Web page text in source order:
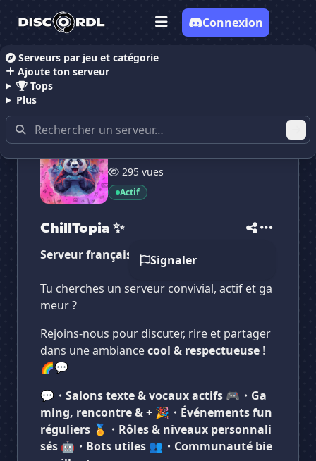
Serveurs par jeu et catégorie
Ajoute ton serveur
Tops
Plus
Connexion
Accueil Serveurs Discord Gaming
295 vues
Actif
ChillTopia ✨
Signaler
Serveur français spécial gaming H/F
Tu cherches un serveur convivial, actif et ga
meur ?
Rejoins-nous pour discuter, rire et partager
dans une ambiancecool & respectueuse !
🌈💬
💬・Salons texte & vocaux actifs 🎮・Ga
ming, rencontre & + 🎉・Événements fun
réguliers 🏅・Rôles & niveaux personnali
sés 🤖・Bots utiles 👥・Communauté bie
Vote pourChillTopia ✨
ChillTopia ✨
serveur ?
Supprimer
ChillTopia ✨